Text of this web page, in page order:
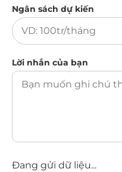
Ngân sách dự kiến
Lời nhắn của bạn
Đang gửi dữ liệu...